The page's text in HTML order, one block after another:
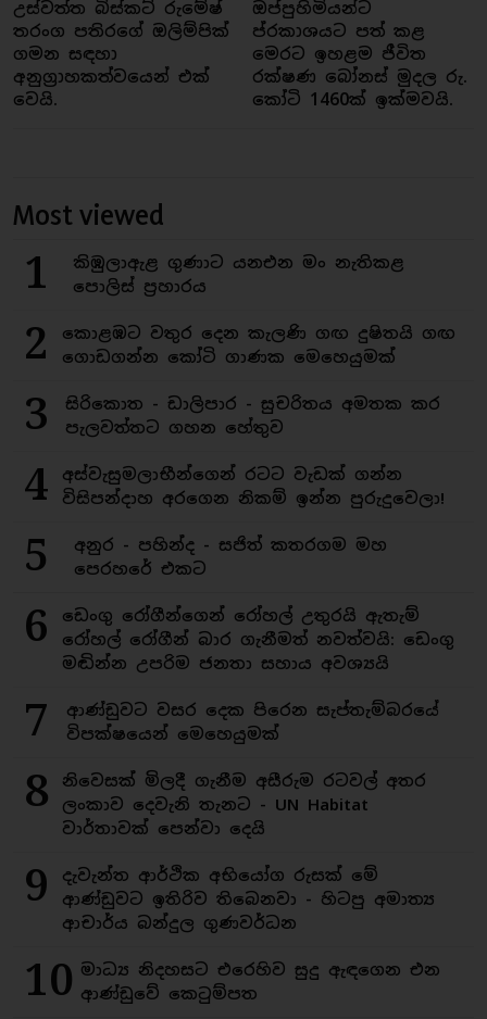
උස්වත්ත බිස්කට් රුමේෂ්
තරංග පතිරගේ ඔලිම්පික්
ගමන සඳහා
අනුග්‍රාහකත්වයෙන් එක්
වෙයි.
ඔප්පුහිමියන්ට
ප්රකාශයට පත් කළ
මෙරට ඉහළම ජීවිත
රක්ෂණ බෝනස් මුදල රු.
කෝටි 1460ක් ඉක්මවයි.
Most viewed
1
කිඹුලාඇළ ගුණාට යනඑන මං නැතිකළ
පොලිස් ප්‍රහාරය
2
කොළඹට වතුර දෙන කැලණි ගඟ දුෂිතයි ගඟ
ගොඩගන්න කෝටි ගාණක මෙහෙයුමක්
3
සිරිකොත - ඩාලිපාර - සුචරිතය අමතක කර
පැලවත්තට ගහන හේතුව
4
අස්වැසුමලාභීන්ගෙන් රටට වැඩක් ගන්න
විසිපන්දාහ අරගෙන නිකම් ඉන්න පුරුදුවෙලා!
5
අනුර - පහින්ද - සජිත් කතරගම මහ
පෙරහරේ එකට
6
ඩෙංගු රෝගීන්ගෙන් රෝහල් උතුරයි ඇතැම්
රෝහල් රෝගීන් බාර ගැනීමත් නවත්වයි: ඩෙංගු
මඬින්න උපරිම ජනතා සහාය අවශ්‍යයි
7
ආණ්ඩුවට වසර දෙක පිරෙන සැප්තැම්බරයේ
විපක්ෂයෙන් මෙහෙයුමක්
8
නිවෙසක් මිලදී ගැනීම අසීරුම රටවල් අතර
ලංකාව දෙවැනි තැනට - UN Habitat
වාර්තාවක් පෙන්වා දෙයි
9
දැවැන්ත ආර්ථික අභියෝග රුසක් මේ
ආණ්ඩුවට ඉතිරිව තිබෙනවා - හිටපු අමාත්‍ය
ආචාර්ය බන්දුල ගුණවර්ධන
10 මාධ්‍ය නිදහසට එරෙහිව සුදු ඇඳගෙන එන
ආණ්ඩුවේ කෙටුම්පත